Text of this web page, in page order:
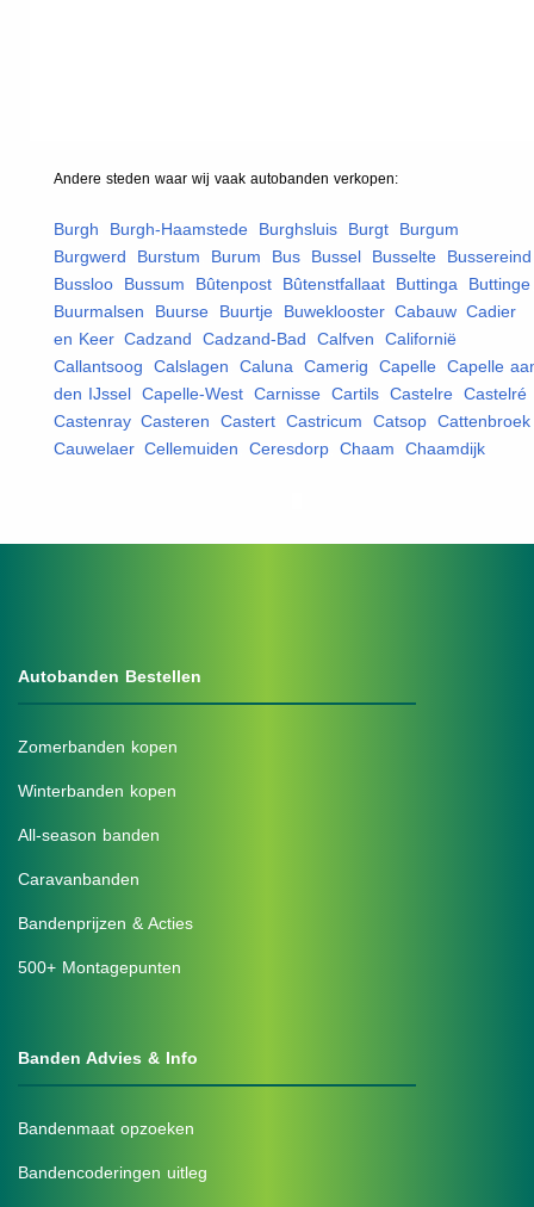
Andere steden waar wij vaak autobanden verkopen:
Burgh Burgh-Haamstede Burghsluis Burgt Burgum
Burgwerd
Burstum Burum Bus Bussel Busselte Bussereind
Bussloo
Bussum Bûtenpost Bûtenstfallaat Buttinga Buttinge
Buurmalsen
Buurse Buurtje Buweklooster, Cabauw, Cadier
en Keer, Cadzand Cadzand-Bad Calfven Californië
Callantsoog
Calslagen Caluna Camerig Capelle Capelle
den IJssel Capelle-West Carnisse Cartils Castelre Castelré
Castenray, Casteren Castert Castricum Catsop Cattenbroek
Cauwelaer, Cellemuiden Ceresdorp Chaam Chaamdijk
Autobanden Bestellen
Zomerbanden kopen
Winterbanden kopen
All-season banden
Caravanbanden
Bandenprijzen & Acties
500+ Montagepunten
Banden Advies & Info
Bandenmaat opzoeken
Bandencoderingen uitleg